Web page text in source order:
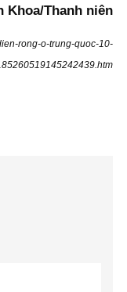
Khoa/Thanh niên
rong-o-trung-quoc-10-